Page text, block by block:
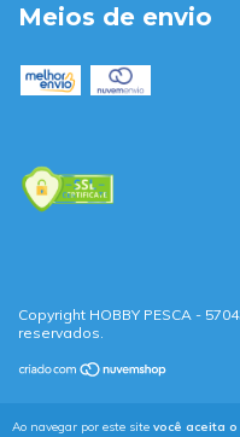
Ao navegar por este site você aceita
Meios de envio
Copyright HOBBY PESCA -
reservados.